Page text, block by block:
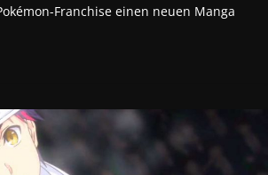
Franchise einen neuen Manga